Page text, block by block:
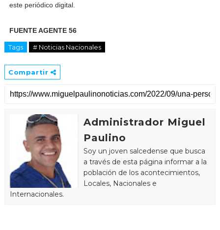
este periódico digital.
FUENTE AGENTE 56
Tags # Noticias Nacionales
Compartir
Administrador Miguel
Paulino
Soy un joven salcedense que busca
a través de esta página informar a la
población de los acontecimientos,
Locales, Nacionales e
Internacionales.